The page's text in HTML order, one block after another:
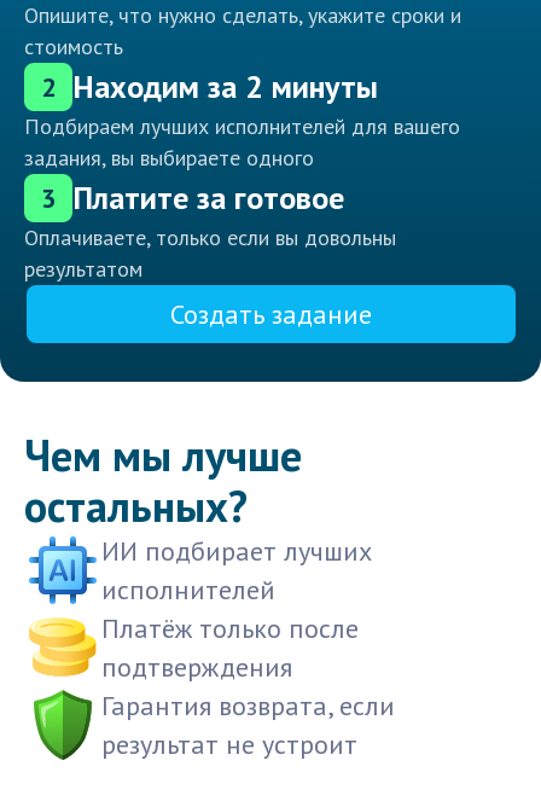
Опишите, что нужно сделать, укажите сроки и
стоимость
2 Находим за 2 минуты
Подбираем лучших исполнителей для вашего
задания, вы выбираете одного
3 Платите за готовое
Оплачиваете, только если вы довольны
результатом
Создать задание
Чем мы лучше
остальных?
ИИ подбирает лучших
исполнителей
Платёж только после
подтверждения
Гарантия возврата, если
результат не устроит